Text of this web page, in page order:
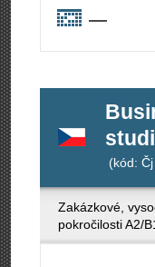
—
(kód:
Zakázkové,
pokročilosti A2/